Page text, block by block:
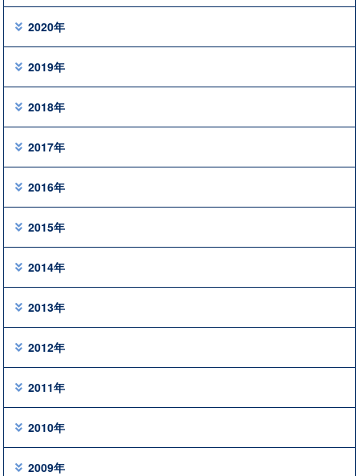
2020年
2019年
2018年
2017年
2016年
2015年
2014年
2013年
2012年
2011年
2010年
2009年